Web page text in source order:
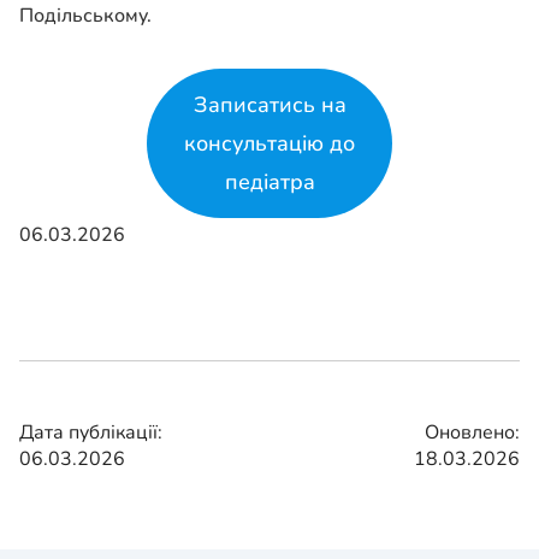
Подільському.
Записатись на
консультацію до
педіатра
06.03.2026
Дата публікації:
06.03.2026
Оновлено:
18.03.2026